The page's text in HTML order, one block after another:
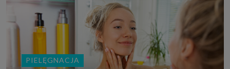
PIELĘGNACJA